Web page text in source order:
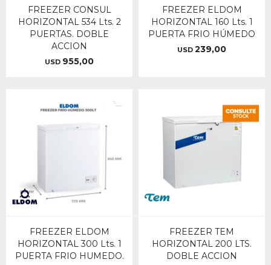
FREEZER CONSUL
HORIZONTAL 534 Lts. 2
PUERTAS. DOBLE
ACCION
USD 955,00
FREEZER ELDOM
HORIZONTAL 160 Lts. 1
PUERTA FRIO HÚMEDO
USD 239,00
FREEZER ELDOM
HORIZONTAL 300 Lts. 1
PUERTA FRIO HUMEDO.
FREEZER TEM
HORIZONTAL 200 LTS.
DOBLE ACCION